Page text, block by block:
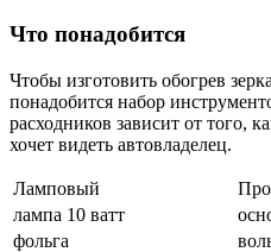
Что понадобится
Чтобы изготовить обогрев
понадобится набор
расходников зависит от того,
хочет видеть автовладелец.
Ламповый
лампа 10 ватт
фольга